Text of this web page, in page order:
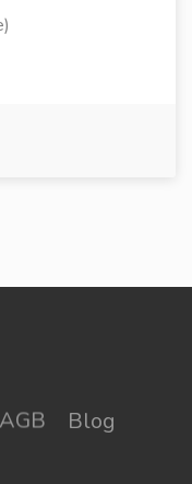
AGB
Blog